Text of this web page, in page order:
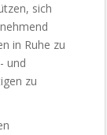
sich
in Ruhe zu
und
zu